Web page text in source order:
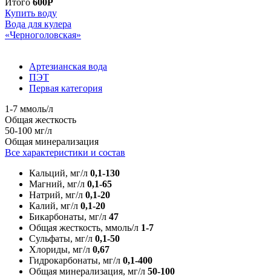
Купить воду
Вода для кулера
«Черноголовская»
Артезианская вода
ПЭТ
Первая категория
1-7 ммоль/л
Общая жесткость
50-100 мг/л
Общая минерализация
Все характеристики и состав
Кальций, мг/л 0,1-130
Магний, мг/л 0,1-65
Натрий, мг/л 0,1-20
Калий, мг/л 0,1-20
Бикарбонаты, мг/л 47
Общая жесткость, ммоль/л 1-7
Сульфаты, мг/л 0,1-50
Хлориды, мг/л 0,67
Гидрокарбонаты, мг/л 0,1-400
Общая минерализация, мг/л 50-100